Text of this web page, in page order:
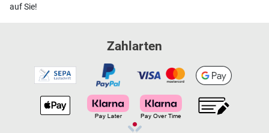
auf Sie!
Zahlarten